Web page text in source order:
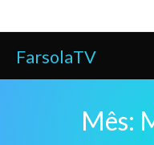
to
contentFarsolaTV
Mês: